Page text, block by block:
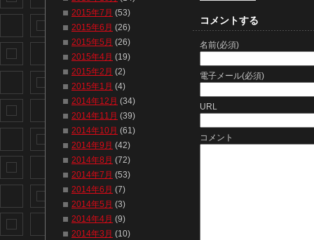
コメントする
名前(必須)
電子メール(必須)
URL
コメント
2015年7月 (53)
2015年6月 (26)
2015年5月 (26)
2015年4月 (19)
2015年2月 (2)
2015年1月 (4)
2014年12月 (34)
2014年11月 (39)
2014年10月 (61)
2014年9月 (42)
2014年8月 (72)
2014年7月 (53)
2014年6月 (7)
2014年5月 (3)
2014年4月 (9)
2014年3月 (10)